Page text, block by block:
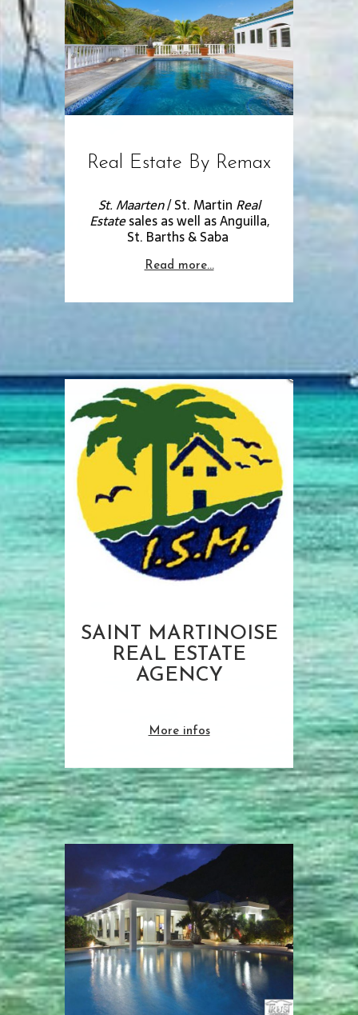
Real Estate By Remax
St. Maarten/ St. Martin Real
Estatesales as well as Anguilla,
St. Barths & Saba
Read more…
SAINT MARTINOISE
REAL ESTATE
AGENCY
More infos